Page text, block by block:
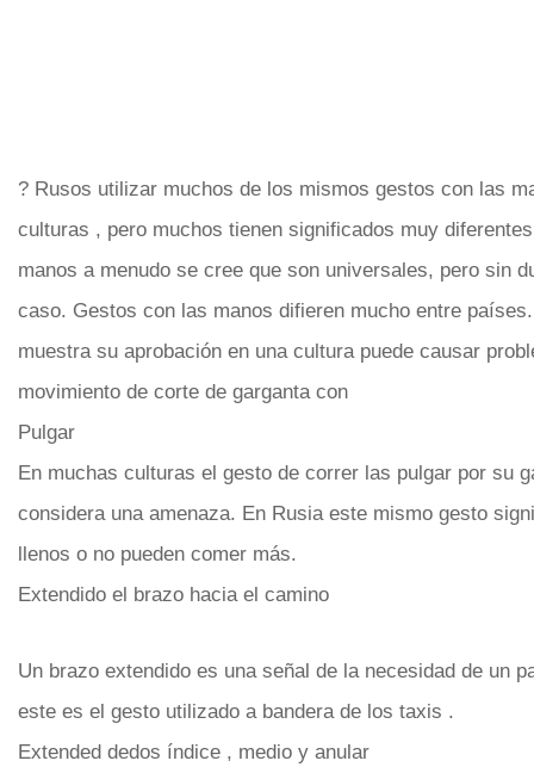
? Rusos utilizar muchos de los mismos gestos con las
culturas , pero muchos tienen significados muy
manos a menudo se cree que son universales, pero sin
caso. Gestos con las manos difieren mucho entre
muestra su aprobación en una cultura puede causar
movimiento de corte de garganta con
Pulgar
En muchas culturas el gesto de correr las pulgar por su
considera una amenaza. En Rusia este mismo gesto
llenos o no pueden comer más.
Extendido el brazo hacia el camino
Un brazo extendido es una señal de la necesidad de un
este es el gesto utilizado a bandera de los taxis .
Extended dedos índice , medio y anular